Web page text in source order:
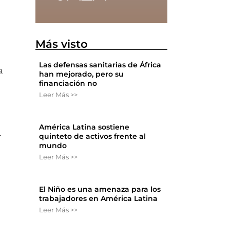
Más visto
Las defensas sanitarias de África
han mejorado, pero su
financiación no
Leer Más >>
América Latina sostiene
quinteto de activos frente al
mundo
Leer Más >>
El Niño es una amenaza para los
trabajadores en América Latina
Leer Más >>